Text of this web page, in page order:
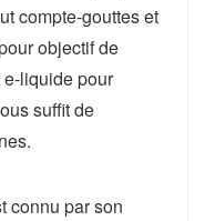
compte-gouttes et
objectif de
liquide pour
suffit de
connu par son